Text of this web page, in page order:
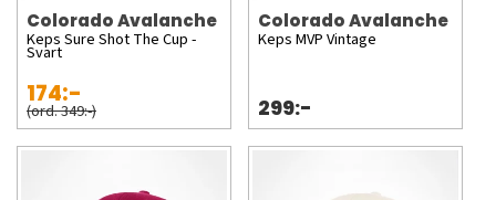
Colorado Avalanche
Keps Sure Shot The Cup -
Svart
174:-
(ord. 349:-)
Colorado Avalanche
Keps MVP Vintage
299:-